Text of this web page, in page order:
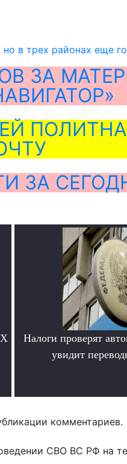
но в трех районах еще
ЗА
ЗА
Налоги проверят
увидит
комментариев.
СВО ВС РФ на